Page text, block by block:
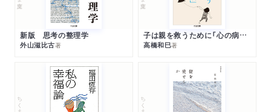
新版 思考の整理学
外山滋比古著
子は親を救うために「心の病」になる
高橋和巳著
ちくま文庫 ちくま文庫